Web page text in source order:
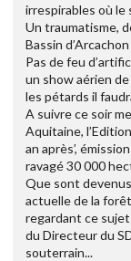
irrespirables où le
Un traumatisme,
Bassin
Pas de feu
un show aérien
les pétards il
A suivre ce soir
Aquitaine,
an après’,
ravagé 30 000
Que sont
actuelle de la
regardant ce
du Directeur du
souterrain...